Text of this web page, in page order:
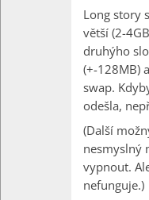
Long story
větší (2-
druhýho
(+-128MB)
swap.
odešla,
(Další
nesmyslný
vypnout.
nefunguje.)